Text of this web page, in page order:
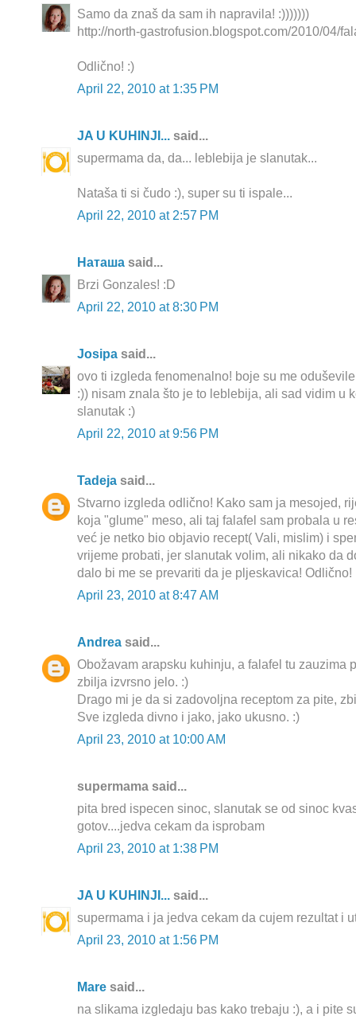
Samo da znaš da sam ih napravila! :)))))))
http://north-gastrofusion.blogspot.com/2010/04/
Odlično! :)
April 22, 2010 at 1:35 PM
JA U KUHINJI... said...
supermama da, da... leblebija je slanutak...
Nataša ti si čudo :), super su ti ispale...
April 22, 2010 at 2:57 PM
Наташа said...
Brzi Gonzales! :D
April 22, 2010 at 8:30 PM
Josipa said...
ovo ti izgleda fenomenalno! boje su me
:)) nisam znala što je to leblebija, ali sad vidim u
slanutak :)
April 22, 2010 at 9:56 PM
Tadeja said...
Stvarno izgleda odlično! Kako sam ja mesojed,
koja "glume" meso, ali taj falafel sam probala u
već je netko bio objavio recept( Vali, mislim) i
vrijeme probati, jer slanutak volim, ali nikako da
dalo bi me se prevariti da je pljeskavica! Odlično!
April 23, 2010 at 8:47 AM
Andrea said...
Obožavam arapsku kuhinju, a falafel tu zauzima
zbilja izvrsno jelo. :)
Drago mi je da si zadovoljna receptom za pite,
Sve izgleda divno i jako, jako ukusno. :)
April 23, 2010 at 10:00 AM
supermama said...
pita bred ispecen sinoc, slanutak se od sinoc
gotov....jedva cekam da isprobam
April 23, 2010 at 1:38 PM
JA U KUHINJI... said...
supermama i ja jedva cekam da cujem rezultat i
April 23, 2010 at 1:56 PM
Mare said...
na slikama izgledaju bas kako trebaju :), a i pite